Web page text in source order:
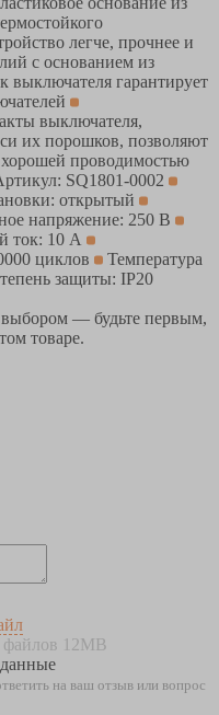
легче, прочнее и
с основанием из
гарантирует
выключателя,
их порошков, позволяют
хорошей проводимостью
SQ1801-0002
открытый
напряжение: 250 В
ток: 10 А
циклов
Температура
защиты: IP20
— будьте первым,
товаре.
12MB
на ваш отзыв или вопрос